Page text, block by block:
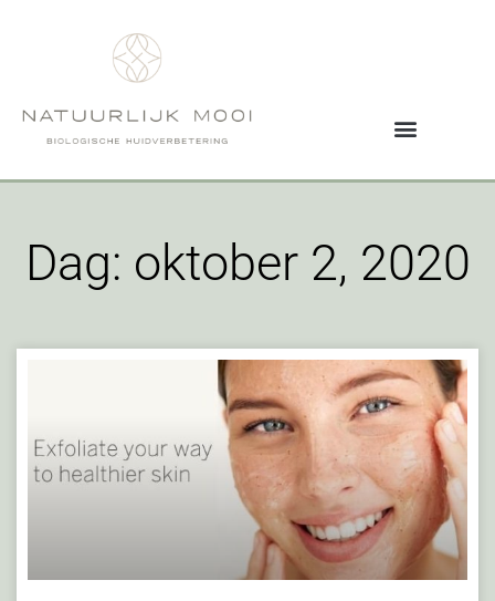
Dag: oktober 2, 2020